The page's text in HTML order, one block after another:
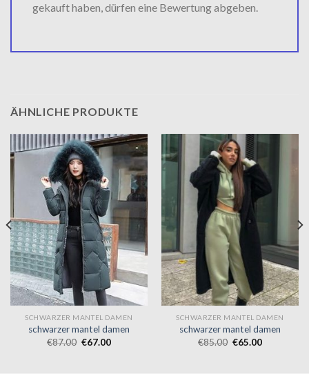
gekauft haben, dürfen eine Bewertung abgeben.
ÄHNLICHE PRODUKTE
SCHWARZER MANTEL DAMEN
schwarzer mantel damen
€87.00 €67.00
SCHWARZER MANTEL DAMEN
schwarzer mantel damen
€85.00 €65.00